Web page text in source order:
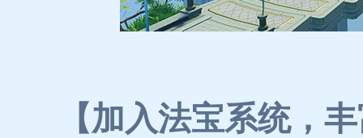
【加入法宝系统，